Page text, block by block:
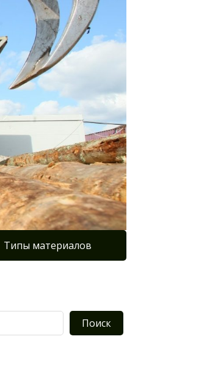
Типы материалов
Поиск